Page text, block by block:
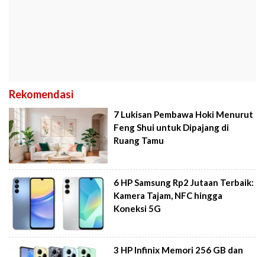
Rekomendasi
7 Lukisan Pembawa Hoki Menurut
Feng Shui untuk Dipajang di
Ruang Tamu
6 HP Samsung Rp2 Jutaan Terbaik:
Kamera Tajam, NFC hingga
Koneksi 5G
3 HP Infinix Memori 256 GB dan